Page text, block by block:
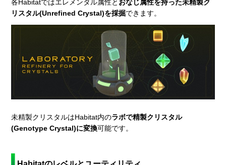
各Habitatではエレメンタル属性と おなじ属性を持った未精製ク
リスタル(Unrefined Crystal)を採掘できます。
未精製クリスタルはHabitat内のラボで精製クリスタル
(Genotype Crystal)に変換可能です。